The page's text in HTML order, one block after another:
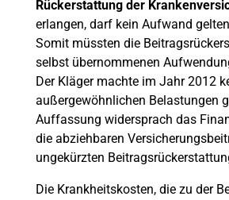
Rückerstattung der
erlangen, darf kein Aufwand
Somit müssten die
selbst übernommenen
Der Kläger machte im Jahr 2012
außergewöhnlichen Belastungen
Auffassung widersprach das
die abziehbaren
ungekürzten
Die Krankheitskosten, die zu der